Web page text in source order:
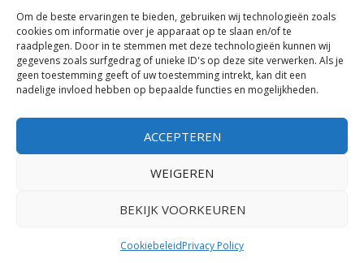
Om de beste ervaringen te bieden, gebruiken wij technologieën zoals
cookies om informatie over je apparaat op te slaan en/of te
raadplegen. Door in te stemmen met deze technologieën kunnen wij
gegevens zoals surfgedrag of unieke ID's op deze site verwerken. Als je
geen toestemming geeft of uw toestemming intrekt, kan dit een
nadelige invloed hebben op bepaalde functies en mogelijkheden.
ACCEPTEREN
WEIGEREN
BEKIJK VOORKEUREN
CookiebeleidPrivacy Policy
Elegant Themes| Mogelijk gemaakt door